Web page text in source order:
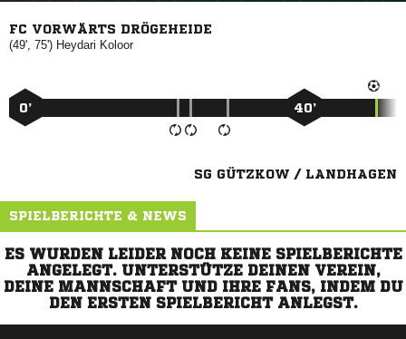
FC VORWÄRTS DRÖGEHEIDE
(49', 75')  
0’ 40’
SG GÜTZKOW / LANDHAGEN
SPIELBERICHTE & NEWS
ES WURDEN LEIDER NOCH KEINE SPIELBERICHTE
ANGELEGT. UNTERSTÜTZE DEINEN VEREIN,
DEINE MANNSCHAFT UND IHRE FANS, INDEM DU
DEN ERSTEN SPIELBERICHT ANLEGST.